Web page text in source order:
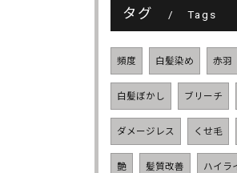
タグ Tags
頻度 白髪染め 赤羽
白髪ぼかし ブリーチ
ダメージレス くせ毛
艶 髪質改善 ハイラ